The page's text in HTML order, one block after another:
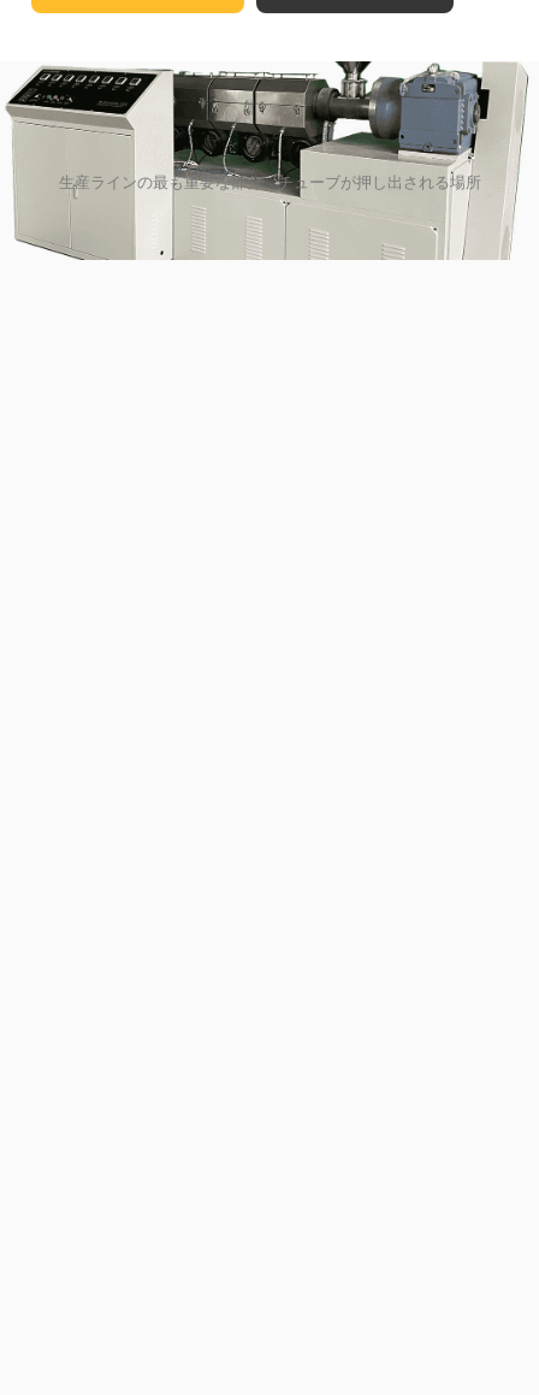
生産ラインの最も重要な部分、チューブが押し出される場所